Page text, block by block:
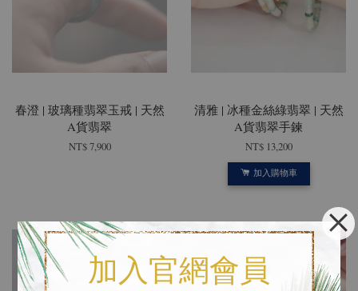
加入官網會員
春澄 | 玻璃種翡翠玉戒 | 天然
A貨翡翠
NT$ 7,900
清雅 | 冰種金絲綠翡翠 | 天然
A貨翡翠手鍊
NT$ 13,200
加入購物車